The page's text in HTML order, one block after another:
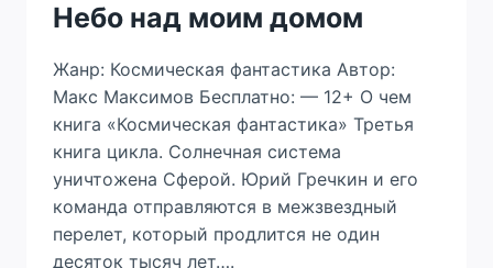
Небо над моим домом
Жанр: Космическая фантастика Автор:
Макс Максимов Бесплатно: — 12+ О чем
книга «Космическая фантастика» Третья
книга цикла. Солнечная система
уничтожена Сферой. Юрий Гречкин и его
команда отправляются в межзвездный
перелет, который продлится не один
десяток тысяч лет….